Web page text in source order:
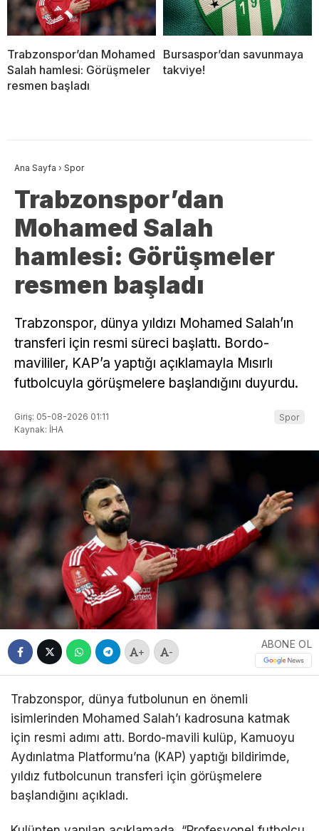
Trabzonspor’dan Mohamed
Salah hamlesi: Görüşmeler
resmen başladı
Bursaspor’dan savunmaya
takviye!
Ana Sayfa › Spor
Trabzonspor’dan
Mohamed Salah
hamlesi: Görüşmeler
resmen başladı
Trabzonspor, dünya yıldızı Mohamed Salah’ın
transferi için resmi süreci başlattı. Bordo-
mavililer, KAP’a yaptığı açıklamayla Mısırlı
futbolcuyla görüşmelere başlandığını duyurdu.
Giriş: 05-08-2026 01:11
Kaynak: İHA
Spor
+ -
ABONE OL
Trabzonspor, dünya futbolunun en önemli
isimlerinden Mohamed Salah’ı kadrosuna katmak
için resmi adımı attı. Bordo-mavili kulüp, Kamuoyu
Aydınlatma Platformu’na (KAP) yaptığı bildirimde,
yıldız futbolcunun transferi için görüşmelere
başlandığını açıkladı.